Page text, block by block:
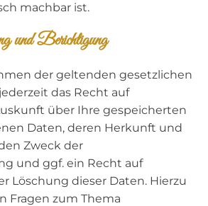
machbar ist.
und Berichtigung
der geltenden gesetzlichen
das Recht auf
über Ihre gespeicherten
Daten, deren Herkunft und
Zweck der
und ggf. ein Recht auf
Löschung dieser Daten. Hierzu
Fragen zum Thema